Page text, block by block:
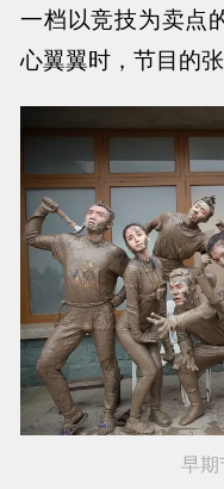
一档以竞技为卖点
心翼翼时，节目的
早